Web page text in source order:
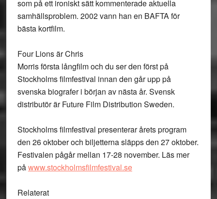
som på ett ironiskt sätt kommenterade aktuella
samhällsproblem. 2002 vann han en BAFTA för
bästa kortfilm.
Four Lions är Chris
Morris första långfilm och du ser den först på
Stockholms filmfestival innan den går upp på
svenska biografer i början av nästa år. Svensk
distributör är Future Film Distribution Sweden.
Stockholms filmfestival presenterar årets program
den 26 oktober och biljetterna släpps den 27 oktober.
Festivalen pågår mellan 17-28 november. Läs mer
påwww.stockholmsfilmfestival.se
Relaterat